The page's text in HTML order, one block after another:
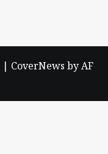
| CoverNews by AF